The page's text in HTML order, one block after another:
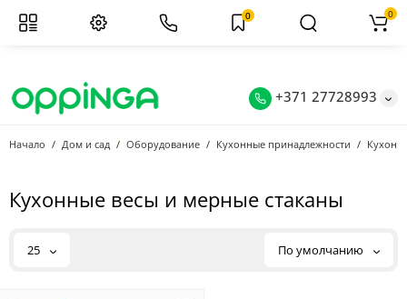
+371 27728993
0 0
Начало Дом и сад Оборудование Кухонные принадлежности
Кухонные весы и мерные стаканы
25 По умолчанию